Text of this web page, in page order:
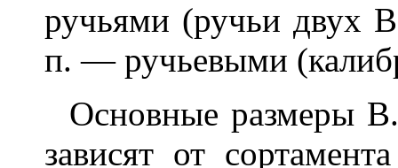
ручьями (ручьи двух
п. — ручьевыми
Основные размеры
зависят от